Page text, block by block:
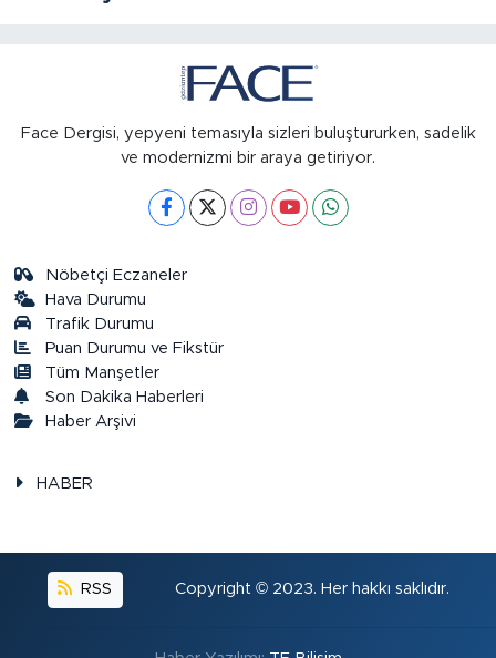
Face Dergisi, yepyeni temasıyla sizleri buluştururken, sadelik
ve modernizmi bir araya getiriyor.
Nöbetçi Eczaneler
Hava Durumu
Trafik Durumu
Puan Durumu ve Fikstür
Tüm Manşetler
Son Dakika Haberleri
Haber Arşivi
HABER
RSS Copyright © 2023. Her hakkı saklıdır.